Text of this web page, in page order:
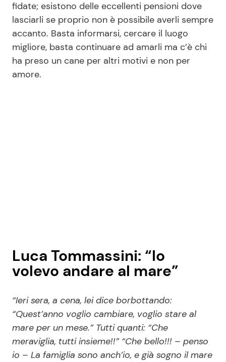
Chi siamo
Disclaimer e Privacy
Redazione
Contattaci
Pubblicità
fidate; esistono delle eccellenti pensioni dove
lasciarli se proprio non è possibile averli sempre
accanto. Basta informarsi, cercare il luogo
migliore, basta continuare ad amarli ma c’è chi
ha preso un cane per altri motivi e non per
amore.
Luca Tommassini: “Io
volevo andare al mare”
“Ieri sera, a cena, lei dice borbottando:
“Quest’anno voglio cambiare, voglio stare al
mare per un mese.” Tutti quanti: “Che
meraviglia, tutti insieme!!” “Che bello!!! – penso
io – La famiglia sono anch’io, e già sogno il mare